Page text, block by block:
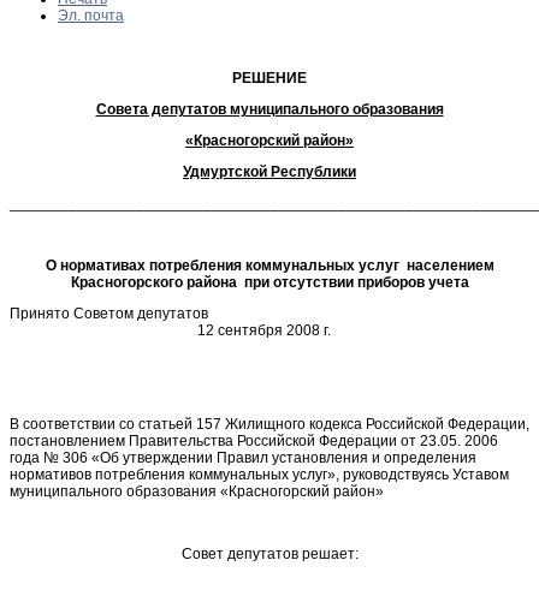
Эл. почта
РЕШЕНИЕ
Совета депутатов муниципального образования
«Красногорский район»
Удмуртской Республики
О нормативах потребления коммунальных услуг населением
Красногорского района при отсутствии приборов учета
Принято Советом депутатов
12 сентября 2008 г.
В соответствии со статьей 157 Жилищного кодекса Российской Федерации,
постановлением Правительства Российской Федерации от 23.05. 2006
года № 306 «Об утверждении Правил установления и определения
нормативов потребления коммунальных услуг», руководствуясь Уставом
муниципального образования «Красногорский район»
Совет депутатов решает: